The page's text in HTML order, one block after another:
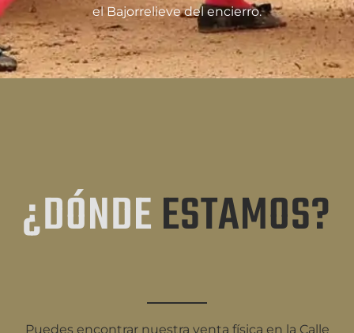
el Bajorrelieve del encierro.
¿DÓNDEESTAMOS?
Puedes encontrar nuestra venta física en la Calle